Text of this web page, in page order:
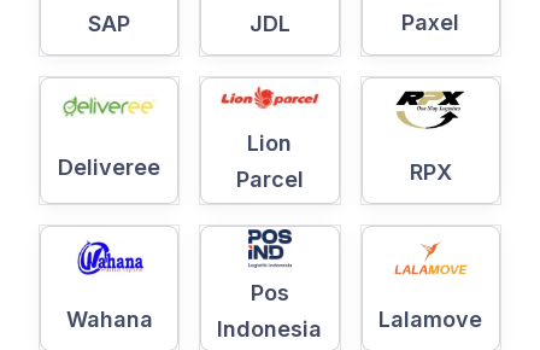
SAP JDL Paxel
Deliveree
Lion
Parcel
RPX
Wahana
Pos
Indonesia
Lalamove